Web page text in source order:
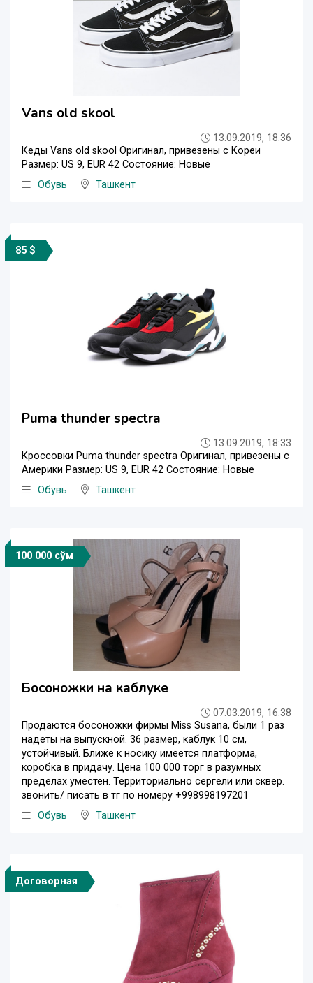
Vans old skool
13.09.2019, 18:36
Кеды Vans old skool Оригинал, привезены с Кореи
Размер: US 9, EUR 42 Состояние: Новые
Обувь
Ташкент
85 $
Puma thunder spectra
13.09.2019, 18:33
Кроссовки Puma thunder spectra Оригинал, привезены с
Америки Размер: US 9, EUR 42 Состояние: Новые
Обувь
Ташкент
100 000 сўм
Босоножки на каблуке
07.03.2019, 16:38
Продаются босоножки фирмы Miss Susana, были 1 раз
надеты на выпускной. 36 размер, каблук 10 см,
устойчивый. Ближе к носику имеется платформа,
коробка в придачу. Цена 100 000 торг в разумных
пределах уместен. Территориально сергели или сквер.
звонить/ писать в тг по номеру +998998197201
Обувь
Ташкент
Договорная